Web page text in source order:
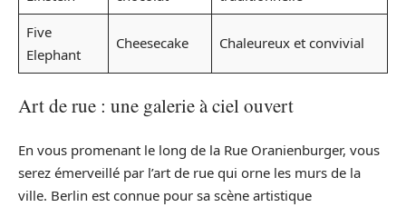
Five
Elephant
Cheesecake Chaleureux et convivial
Art de rue : une galerie à ciel ouvert
En vous promenant le long de la Rue Oranienburger, vous
serez émerveillé par l’art de rue qui orne les murs de la
ville. Berlin est connue pour sa scène artistique